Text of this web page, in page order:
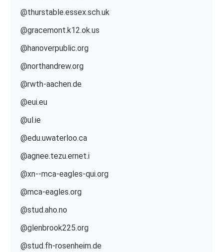
@thurstable.essex.sch.uk
@gracemont.k12.ok.us
@hanoverpublic.org
@northandrew.org
@rwth-aachen.de
@eui.eu
@ul.ie
@edu.uwaterloo.ca
@agnee.tezu.ernet.i
@xn--mca-eagles-qui.org
@mca-eagles.org
@stud.aho.no
@glenbrook225.org
@stud.fh-rosenheim.de